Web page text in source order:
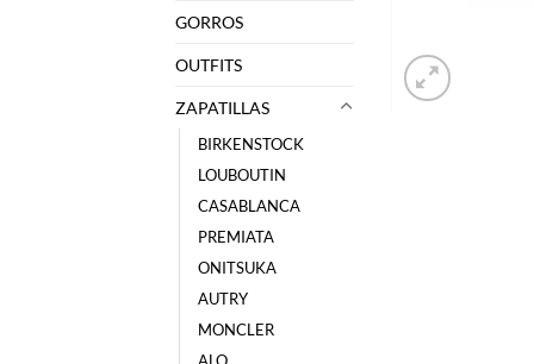
GORROS
OUTFITS
ZAPATILLAS
BIRKENSTOCK
LOUBOUTIN
CASABLANCA
PREMIATA
ONITSUKA
AUTRY
MONCLER
ALO